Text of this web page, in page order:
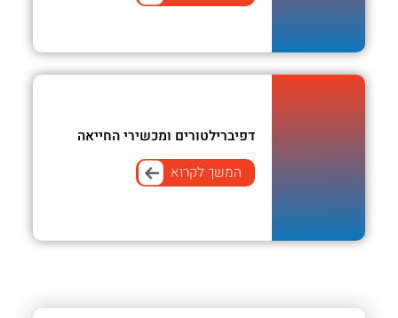
דפיברילטורים ומכשירי החייאה
המשך לקרוא